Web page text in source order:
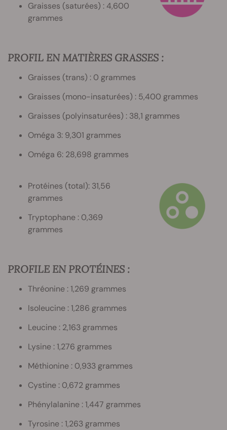
PROFIL EN MATIÈRES GRASSES :
Graisses (saturées) : 4,600
grammes
Graisses (trans) : 0 grammes
Graisses (mono-insaturées) : 5,400 grammes
Graisses (polyinsaturées) : 38,1 grammes
Oméga 3: 9,301 grammes
Oméga 6: 28,698 grammes
PROFILE EN PROTÉINES :
Protéines (total): 31,56
grammes
Tryptophane : 0,369
grammes
Thréonine : 1,269 grammes
Isoleucine : 1,286 grammes
Leucine : 2,163 grammes
Lysine : 1,276 grammes
Méthionine : 0,933 grammes
Cystine : 0,672 grammes
Phénylalanine : 1,447 grammes
Tyrosine : 1,263 grammes